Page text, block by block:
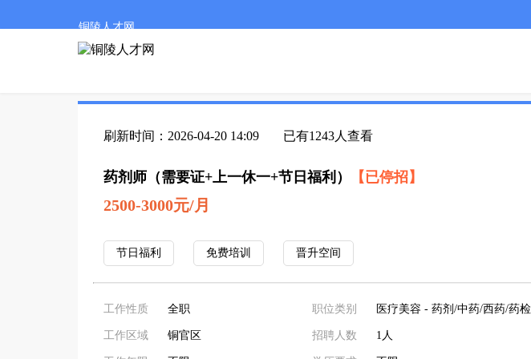
铜陵人才网
刷新时间：2026-04-20 14:09 已有1243人查看
药剂师（需要证+上一休一+节日福利） 【已停招】
2500-3000元/月
节日福利 免费培训 晋升空间
工作性质 全职
工作区域 铜官区
职位类别 医疗美容 - 药剂/中药/西药/药检
招聘人数 1人